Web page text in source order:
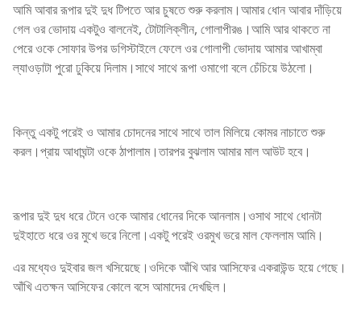
আমি আবার রূপার দুই দুধ টিপতে আর চুষতে শুরু করলাম।আমার ধোন আবার দাঁড়িয়ে
গেল ওর ভোদায় একটুও বালনেই, টোটালিক্লীন, গোলাপীরঙ।আমি আর থাকতে না
পেরে ওকে সোফার উপর ডগিস্টাইলে ফেলে ওর গোলাপী ভোদায় আমার আখাম্বা
ল্যাওড়াটা পুরো ঢুকিয়ে দিলাম।সাথে সাথে রূপা ওমাগো বলে চেঁচিয়ে উঠলো।
কিন্তু একটু পরেই ও আমার চোদনের সাথে সাথে তাল মিলিয়ে কোমর নাচাতে শুরু
করল।প্রায় আধাঘন্টা ওকে ঠাপালাম।তারপর বুঝলাম আমার মাল আউট হবে।
রূপার দুই দুধ ধরে টেনে ওকে আমার ধোনের দিকে আনলাম।ওসাথ সাথে ধোনটা
দুইহাতে ধরে ওর মুখে ভরে নিলো।একটু পরেই ওরমুখ ভরে মাল ফেললাম আমি।
এর মধ্যেও দুইবার জল খসিয়েছে।ওদিকে আঁখি আর আসিফের একরাউন্ড হয়ে গেছে।
আঁখি এতক্ষন আসিফের কোলে বসে আমাদের দেখছিল।